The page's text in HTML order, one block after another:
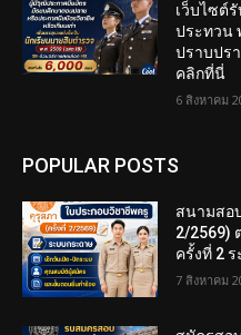
เว็บไซต์
ประทวน
ปราบปร
คลิกที่นี่
6 สิงหาคม
POPULAR POSTS
สนามสอ
2/2569)
ครั้งที่ 2
7 สิงหาคม